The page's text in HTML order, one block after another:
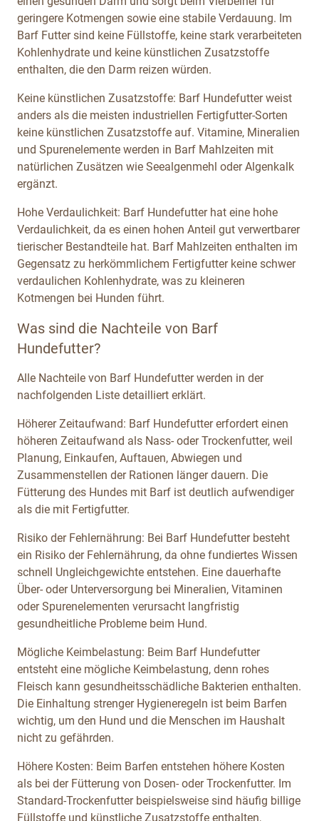
geringere Kotmengen sowie eine stabile Verdauung. Im
Barf Futter sind keine Füllstoffe, keine stark verarbeiteten
Kohlenhydrate und keine künstlichen Zusatzstoffe
enthalten, die den Darm reizen würden.
Keine künstlichen Zusatzstoffe: Barf Hundefutter weist
anders als die meisten industriellen Fertigfutter-Sorten
keine künstlichen Zusatzstoffe auf. Vitamine, Mineralien
und Spurenelemente werden in Barf Mahlzeiten mit
natürlichen Zusätzen wie Seealgenmehl oder Algenkalk
ergänzt.
Hohe Verdaulichkeit: Barf Hundefutter hat eine hohe
Verdaulichkeit, da es einen hohen Anteil gut verwertbarer
tierischer Bestandteile hat. Barf Mahlzeiten enthalten im
Gegensatz zu herkömmlichem Fertigfutter keine schwer
verdaulichen Kohlenhydrate, was zu kleineren
Kotmengen bei Hunden führt.
Was sind die Nachteile von Barf
Hundefutter?
Alle Nachteile von Barf Hundefutter werden in der
nachfolgenden Liste detailliert erklärt.
Höherer Zeitaufwand: Barf Hundefutter erfordert einen
höheren Zeitaufwand als Nass- oder Trockenfutter, weil
Planung, Einkaufen, Auftauen, Abwiegen und
Zusammenstellen der Rationen länger dauern. Die
Fütterung des Hundes mit Barf ist deutlich aufwendiger
als die mit Fertigfutter.
Risiko der Fehlernährung: Bei Barf Hundefutter besteht
ein Risiko der Fehlernährung, da ohne fundiertes Wissen
schnell Ungleichgewichte entstehen. Eine dauerhafte
Über- oder Unterversorgung bei Mineralien, Vitaminen
oder Spurenelementen verursacht langfristig
gesundheitliche Probleme beim Hund.
Mögliche Keimbelastung: Beim Barf Hundefutter
entsteht eine mögliche Keimbelastung, denn rohes
Fleisch kann gesundheitsschädliche Bakterien enthalten.
Die Einhaltung strenger Hygieneregeln ist beim Barfen
wichtig, um den Hund und die Menschen im Haushalt
nicht zu gefährden.
Höhere Kosten: Beim Barfen entstehen höhere Kosten
als bei der Fütterung von Dosen- oder Trockenfutter. Im
Standard-Trockenfutter beispielsweise sind häufig billige
Füllstoffe und künstliche Zusatzstoffe enthalten,